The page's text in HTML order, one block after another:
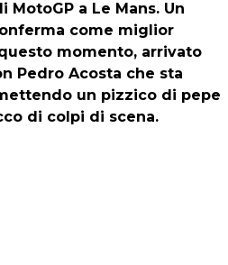
a Le Mans. Un
come miglior
momento, arrivato
Pedro Acosta che sta
un pizzico di pepe
di colpi di scena.